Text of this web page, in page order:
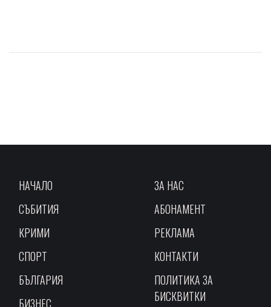
НАЧАЛО
СЪБИТИЯ
КРИМИ
СПОРТ
БЪЛГАРИЯ
БИЗНЕС
ЗА НАС
АБОНАМЕНТ
РЕКЛАМА
КОНТАКТИ
ПОЛИТИКА ЗА
БИСКВИТКИ